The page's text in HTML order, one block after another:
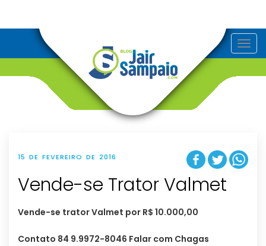
T
o
t
i
15 DE FEVEREIRO DE 2016
Vende-se Trator Valmet
Vende-se trator Valmet por R$ 10.000,00
Contato 84 9.9972-8046 Falar com Chagas